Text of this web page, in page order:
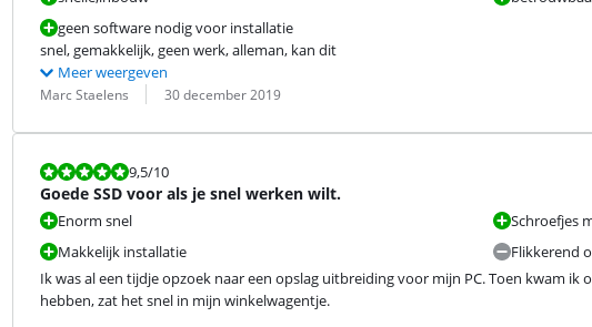
geen software nodig voor installatie
snel, gemakkelijk, geen werk, alleman, kan dit
Meer weergeven
Beoordeling door:
Marc Staelens
Datum: 30 december 2019
Beoordeling is 9,5 van de 10.
9,5/10
Goede SSD voor als je snel werken wilt.
Enorm snel
Makkelijk installatie
Schroefjes
Flikkerend
Ik was al een tijdje opzoek naar een opslag uitbreiding voor mijn PC. Toen kwam ik
hebben, zat het snel in mijn winkelwagentje.